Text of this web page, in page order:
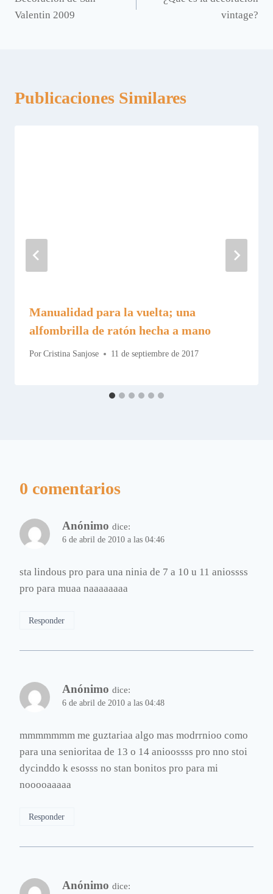
de
Valentin 2009
vintage?
Publicaciones Similares
Manualidad para la vuelta; una
alfombrilla de ratón hecha a mano
Por Cristina Sanjose 11 de septiembre de 2017
0 comentarios
Anónimo dice:
6 de abril de 2010 a las 04:46
sta lindous pro para una ninia de 7 a 10 u 11 aniossss
pro para muaa naaaaaaaa
Responder
Anónimo dice:
6 de abril de 2010 a las 04:48
mmmmmmm me guztariaa algo mas modrrnioo como
para una senioritaa de 13 o 14 anioossss pro nno stoi
dycinddo k esosss no stan bonitos pro para mi
nooooaaaaa
Responder
Anónimo dice: